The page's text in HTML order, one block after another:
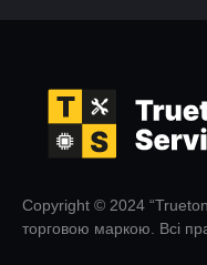
Copyright © 2024
торговою маркою. Всі